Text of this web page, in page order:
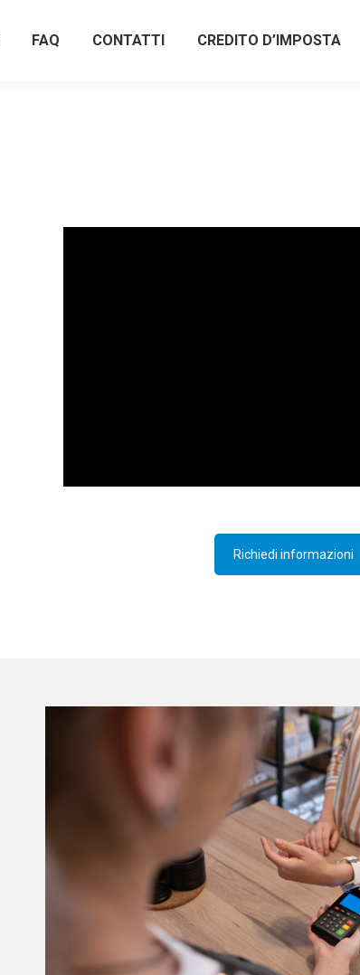
FAQ CONTATTI CREDITO D’IMPOSTA
Richiedi informazioni